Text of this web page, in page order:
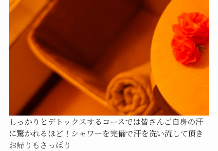
しっかりとデトックスするコースでは皆さんご自身の汗
に驚かれるほど！シャワーを完備で汗を洗い流して頂き
お帰りもさっぱり